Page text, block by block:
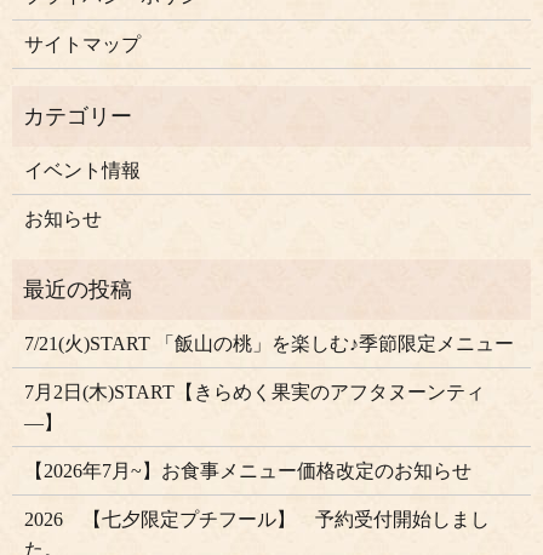
サイトマップ
イベント情報
お知らせ
7/21(火)START 「飯山の桃」を楽しむ♪季節限定メニュー
7月2日(木)START【きらめく果実のアフタヌーンティ
―】
【2026年7月~】お食事メニュー価格改定のお知らせ
2026 【七夕限定プチフール】 予約受付開始しまし
た。